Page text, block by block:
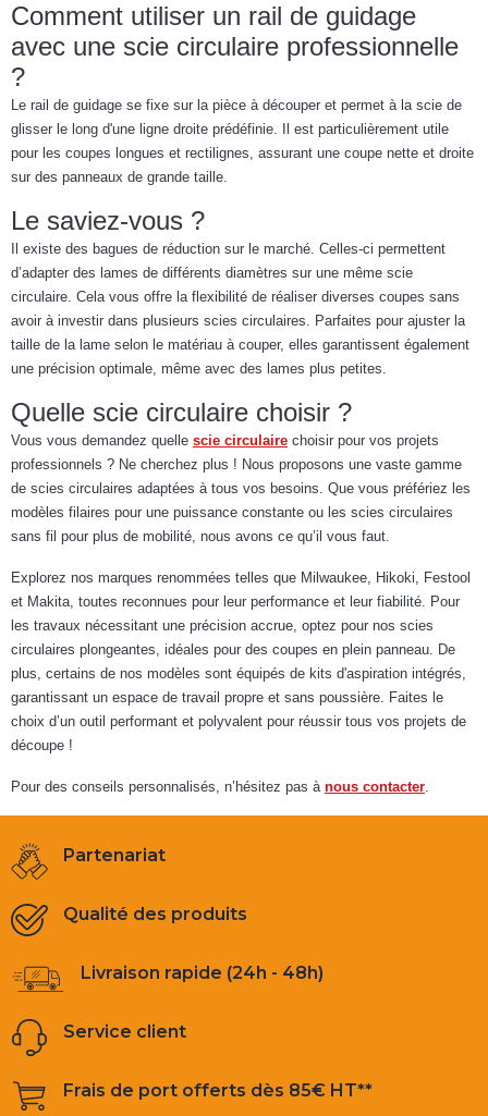
Comment utiliser un rail de guidage
avec une scie circulaire professionnelle
?
Le rail de guidage se fixe sur la pièce à découper et permet à la scie de
glisser le long d'une ligne droite prédéfinie. Il est particulièrement utile
pour les coupes longues et rectilignes, assurant une coupe nette et droite
sur des panneaux de grande taille.
Le saviez-vous ?
Il existe des bagues de réduction sur le marché. Celles-ci permettent
d’adapter des lames de différents diamètres sur une même scie
circulaire. Cela vous offre la flexibilité de réaliser diverses coupes sans
avoir à investir dans plusieurs scies circulaires. Parfaites pour ajuster la
taille de la lame selon le matériau à couper, elles garantissent également
une précision optimale, même avec des lames plus petites.
Quelle scie circulaire choisir ?
Vous vous demandez quelle scie circulaire choisir pour vos projets
professionnels ? Ne cherchez plus ! Nous proposons une vaste gamme
de scies circulaires adaptées à tous vos besoins. Que vous préfériez les
modèles filaires pour une puissance constante ou les scies circulaires
sans fil pour plus de mobilité, nous avons ce qu’il vous faut.
Explorez nos marques renommées telles que Milwaukee, Hikoki, Festool
et Makita, toutes reconnues pour leur performance et leur fiabilité. Pour
les travaux nécessitant une précision accrue, optez pour nos scies
circulaires plongeantes, idéales pour des coupes en plein panneau. De
plus, certains de nos modèles sont équipés de kits d'aspiration intégrés,
garantissant un espace de travail propre et sans poussière. Faites le
choix d’un outil performant et polyvalent pour réussir tous vos projets de
découpe !
Pour des conseils personnalisés, n’hésitez pas à nous contacter.
Partenariat
Qualité des produits
Livraison rapide (24h - 48h)
Service client
Frais de port offerts dès 85€ HT**